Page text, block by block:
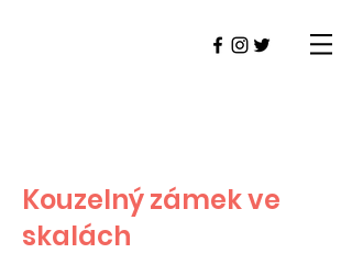
Kouzelný zámek ve
skalách